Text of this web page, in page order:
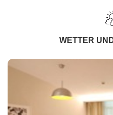
WETTER